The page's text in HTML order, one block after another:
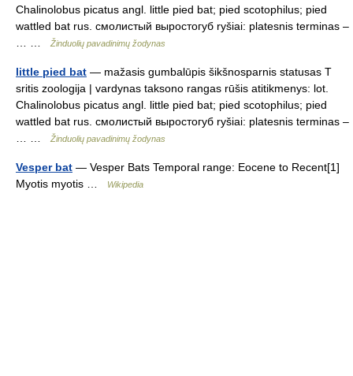
Chalinolobus picatus angl. little pied bat; pied scotophilus; pied
wattled bat rus. смолистый выростогуб ryšiai: platesnis terminas –
Žinduolių pavadinimų žodynas
little pied bat — mažasis gumbalūpis šikšnosparnis statusas T
sritis zoologija | vardynas taksono rangas rūšis atitikmenys: lot.
Chalinolobus picatus angl. little pied bat; pied scotophilus; pied
wattled bat rus. смолистый выростогуб ryšiai: platesnis terminas –
Žinduolių pavadinimų žodynas
Vesper bat — Vesper Bats Temporal range: Eocene to Recent[1]
Myotis myotis …
Wikipedia